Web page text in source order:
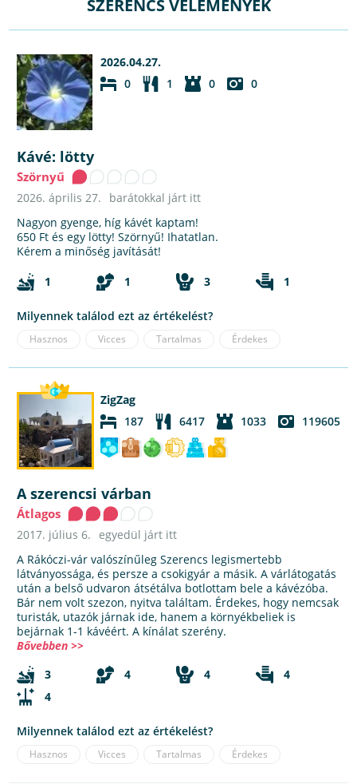
SZERENCS VÉLEMÉNYEK
2026.04.27.
0
1 0 0
Kávé: lötty
Szörnyű
2026. április 27.
barátokkal járt itt
Nagyon gyenge, híg kávét kaptam!
650 Ft és egy lötty! Szörnyű! Ihatatlan.
Kérem a minőség javítását!
1
1 3 1
Milyennek találod ezt az értékelést?
Hasznos Vicces Tartalmas Érdekes
ZigZag
187
6417 1033 119605
A szerencsi várban
Átlagos
2017. július 6.
egyedül járt itt
A Rákóczi-vár valószínűleg Szerencs legismertebb
látványossága, és persze a csokigyár a másik. A várlátogatás
után a belső udvaron átsétálva botlottam bele a kávézóba.
Bár nem volt szezon, nyitva találtam. Érdekes, hogy nemcsak
turisták, utazók járnak ide, hanem a környékbeliek is
bejárnak 1-1 kávéért. A kínálat szerény.
Bővebben >>
3
4 4
4
4
Milyennek találod ezt az értékelést?
Hasznos Vicces Tartalmas Érdekes